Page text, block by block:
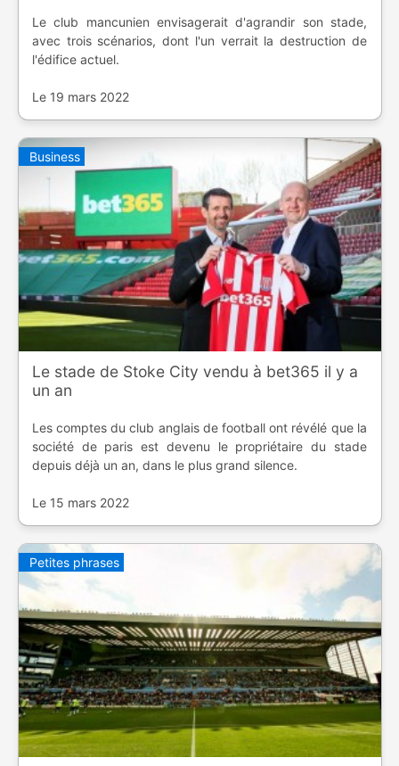
Le club mancunien envisagerait d'agrandir son stade,
avec trois scénarios, dont l'un verrait la destruction de
l'édifice actuel.
Le 19 mars 2022
Business
Le stade de Stoke City vendu à bet365 il y a
un an
Les comptes du club anglais de football ont révélé que la
société de paris est devenu le propriétaire du stade
depuis déjà un an, dans le plus grand silence.
Le 15 mars 2022
Petites phrases